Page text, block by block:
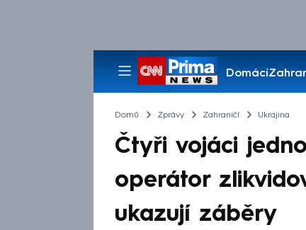
Domácí
Pořady
Domů Zprávy Zahraničí Ukrajina
Čtyři vojáci
operátor
ukazují záběry